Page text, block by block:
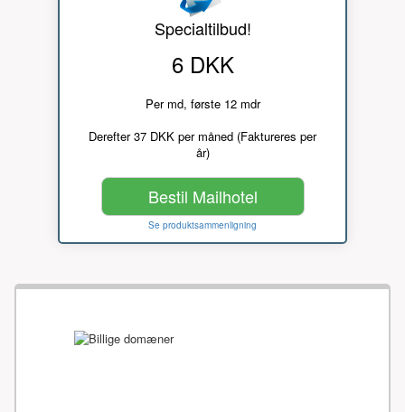
Specialtilbud!
6 DKK
Per md, første 12 mdr
Derefter 37 DKK per måned (Faktureres per
år)
Bestil Mailhotel
Se produktsammenligning